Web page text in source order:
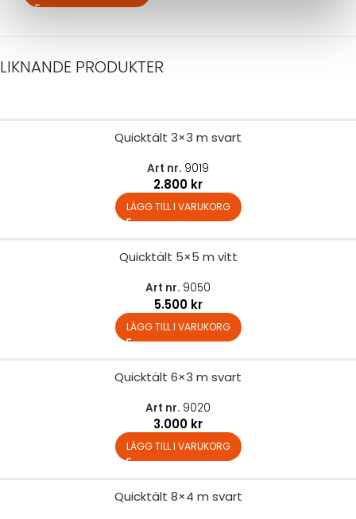
LIKNANDE PRODUKTER
Quicktält 3×3 m svart
Art nr. 9019
2.800 kr
LÄGG TILL I VARUKORG
Quicktält 5×5 m vitt
Art nr. 9050
5.500 kr
LÄGG TILL I VARUKORG
Quicktält 6×3 m svart
Art nr. 9020
3.000 kr
LÄGG TILL I VARUKORG
Quicktält 8×4 m svart